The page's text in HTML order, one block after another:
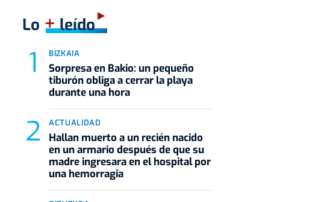
Lo +leído
BIZKAIA
Sorpresa en Bakio: un pequeño
tiburón obliga a cerrar la playa
durante una hora
ACTUALIDAD
Hallan muerto a un recién nacido
en un armario después de que su
madre ingresara en el hospital por
una hemorragia